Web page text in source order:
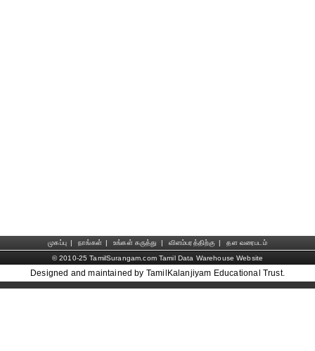
முகப்பு | நாங்கள் | உங்கள் கருத்து | விளம்பரத்திற்கு |
தள வரைபடம்
© 2010-25 TamilSurangam.com Tamil Data Warehouse Website
Designed and maintained by TamilKalanjiyam Educational Trust.